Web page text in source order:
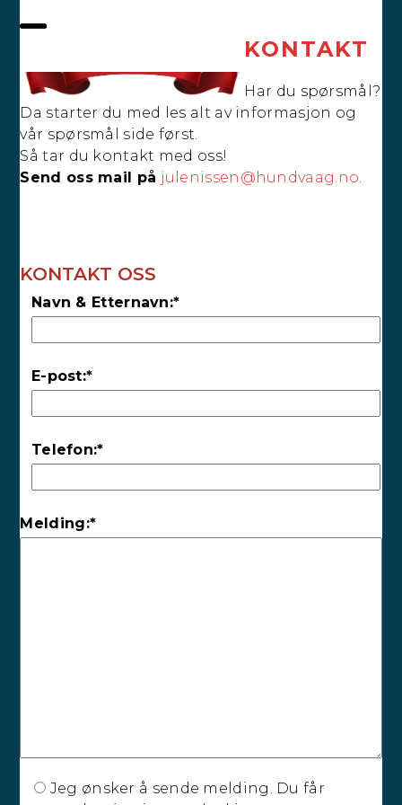
mobile
menu
mobile
menu
KONTAKT
Har du spørsmål?
Da starter du med les alt av informasjon og
vår spørsmål side først.
Så tar du kontakt med oss!
Send oss mail på julenissen@hundvaag.no.
KONTAKT OSS
Navn & Etternavn:*
E-post:*
Telefon:*
Melding:*
Jeg ønsker å sende melding. Du får